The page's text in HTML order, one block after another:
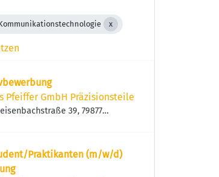
Pfeiffer GmbH Präzisionsteile
39, 79877
Praktikanten (m/w/d)